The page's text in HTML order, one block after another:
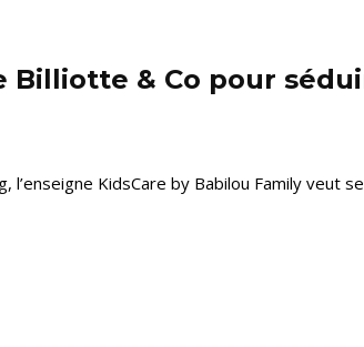
Billiotte & Co pour
KidsCare by Babilou Family veut